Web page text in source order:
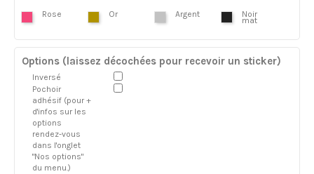
Rose Or Argent Noir
mat
Options (laissez décochées pour recevoir un sticker)
Inversé
Pochoir
adhésif (pour +
d'infos sur les
options
rendez-vous
dans l'onglet
"Nos options"
du menu.)